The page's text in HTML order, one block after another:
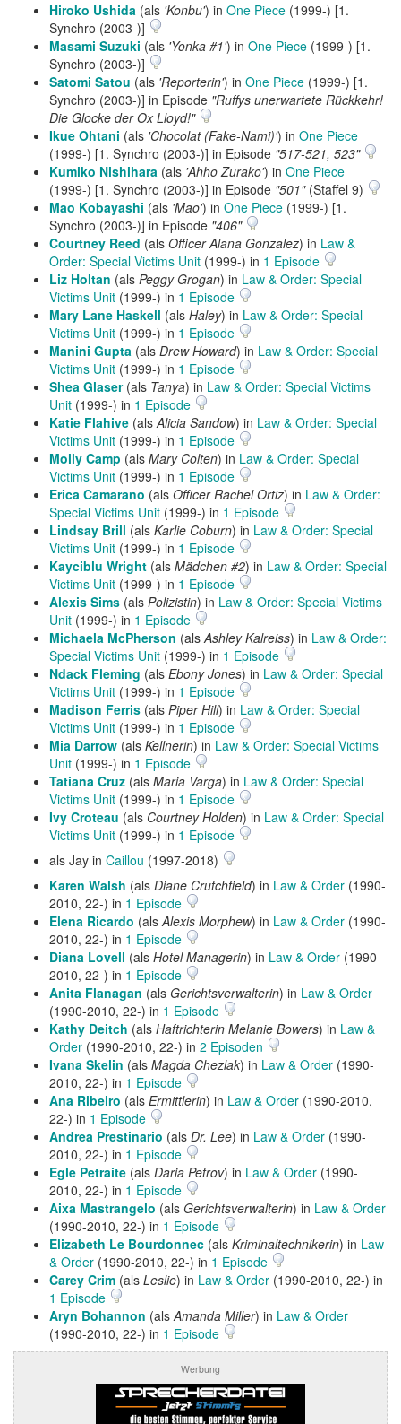
Hiroko Ushida (als 'Konbu') in One Piece (1999-) [1.
Synchro (2003-)]
Masami Suzuki (als 'Yonka #1') in One Piece (1999-) [1.
Synchro (2003-)]
Satomi Satou (als 'Reporterin') in One Piece (1999-) [1.
Synchro (2003-)] in Episode "Ruffys unerwartete Rückkehr!
Die Glocke der Ox Lloyd!"
Ikue Ohtani (als 'Chocolat (Fake-Nami)') in One Piece
(1999-) [1. Synchro (2003-)] in Episode "517-521, 523"
Kumiko Nishihara (als 'Ahho Zurako') in One Piece
(1999-) [1. Synchro (2003-)] in Episode "501"(Staffel 9)
Mao Kobayashi (als 'Mao') in One Piece (1999-) [1.
Synchro (2003-)] in Episode "406"
Courtney Reed (als Officer Alana Gonzalez) in Law &
Order: Special Victims Unit (1999-) in 1 Episode
Liz Holtan (als Peggy Grogan) in Law & Order: Special
Victims Unit (1999-) in 1 Episode
Mary Lane Haskell (als Haley) in Law & Order: Special
Victims Unit (1999-) in 1 Episode
Manini Gupta (als Drew Howard) in Law & Order: Special
Victims Unit (1999-) in 1 Episode
Shea Glaser(als Tanya) in Law & Order: Special Victims
Unit (1999-) in 1 Episode
Katie Flahive (alsAlicia Sandow) in Law & Order: Special
Victims Unit (1999-) in 1 Episode
Molly Camp (als Mary Colten) in Law & Order: Special
Victims Unit (1999-) in 1 Episode
Erica Camarano (als Officer Rachel Ortiz) in Law & Order:
Special Victims Unit (1999-) in 1 Episode
Lindsay Brill (als Karlie Coburn) in Law & Order: Special
Victims Unit (1999-) in 1 Episode
Kayciblu Wright (als Mädchen #2) in Law & Order: Special
Victims Unit (1999-) in 1 Episode
Alexis Sims (als Polizistin) in Law & Order: Special Victims
Unit (1999-) in 1 Episode
Michaela McPherson (alsAshley Kalreiss) in Law & Order:
Special Victims Unit (1999-) in 1 Episode
Ndack Fleming (als Ebony Jones) in Law & Order: Special
Victims Unit (1999-) in 1 Episode
Madison Ferris (als Piper Hill) in Law & Order: Special
Victims Unit (1999-) in 1 Episode
Mia Darrow (als Kellnerin) in Law & Order: Special Victims
Unit (1999-) in 1 Episode
Tatiana Cruz (als Maria Varga) in Law & Order: Special
Victims Unit (1999-) in 1 Episode
Ivy Croteau (als Courtney Holden) in Law & Order: Special
Victims Unit (1999-) in 1 Episode
als Jay in Caillou (1997-2018)
Karen Walsh (als Diane Crutchfield) in Law & Order (1990-
2010, 22-) in 1 Episode
Elena Ricardo (alsAlexis Morphew) in Law & Order (1990-
2010, 22-) in 1 Episode
Diana Lovell (als Hotel Managerin) in Law & Order (1990-
2010, 22-) in 1 Episode
Anita Flanagan (als Gerichtsverwalterin) in Law & Order
(1990-2010, 22-) in 1 Episode
Kathy Deitch (als Haftrichterin Melanie Bowers) in Law &
Order (1990-2010, 22-) in 2 Episoden
Ivana Skelin (als Magda Chezlak) in Law & Order (1990-
2010, 22-) in 1 Episode
Ana Ribeiro (als Ermittlerin) in Law & Order (1990-2010,
22-) in 1 Episode
Andrea Prestinario (als Dr. Lee) in Law & Order (1990-
2010, 22-) in 1 Episode
Egle Petraite (als Daria Petrov) in Law & Order (1990-
2010, 22-) in 1 Episode
Aixa Mastrangelo (als Gerichtsverwalterin) in Law & Order
(1990-2010, 22-) in 1 Episode
Elizabeth Le Bourdonnec (als Kriminaltechnikerin) in Law
& Order (1990-2010, 22-) in 1 Episode
Carey Crim (als Leslie) in Law & Order (1990-2010, 22-) in
1 Episode
Aryn Bohannon (alsAmanda Miller) in Law & Order
(1990-2010, 22-) in 1 Episode
Werbung